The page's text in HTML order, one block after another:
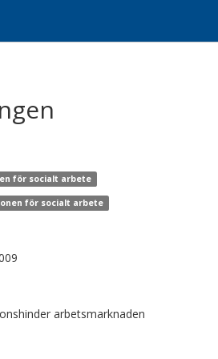
för socialt arbete
för socialt arbete
arbetsmarknaden